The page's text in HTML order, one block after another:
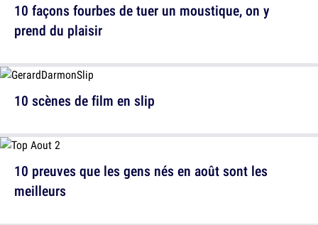
10 façons fourbes de tuer un moustique, on y
prend du plaisir
10 preuves que les gens nés en août sont les
meilleurs
10 scènes de film en slip